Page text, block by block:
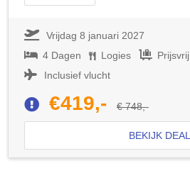
Vrijdag 8 januari 2027
4 Dagen
Logies
Prijsvrij
Inclusief vlucht
€419,- € 748,-
BEKIJK DEAL